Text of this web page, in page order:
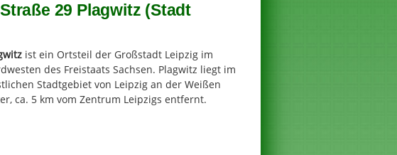
29 Plagwitz (Stadt
ist ein Ortsteil der Großstadt Leipzig im
des Freistaats Sachsen. Plagwitz liegt im
Stadtgebiet von Leipzig an der Weißen
ca. 5 km vom Zentrum Leipzigs entfernt.